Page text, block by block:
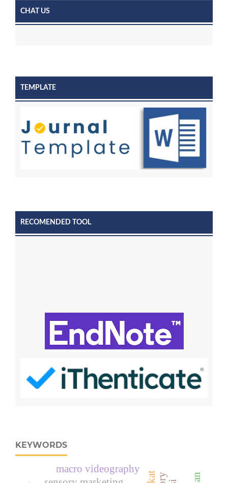
CHAT US
TEMPLATE
RECOMENDED TOOL
KEYWORDS
macro videography